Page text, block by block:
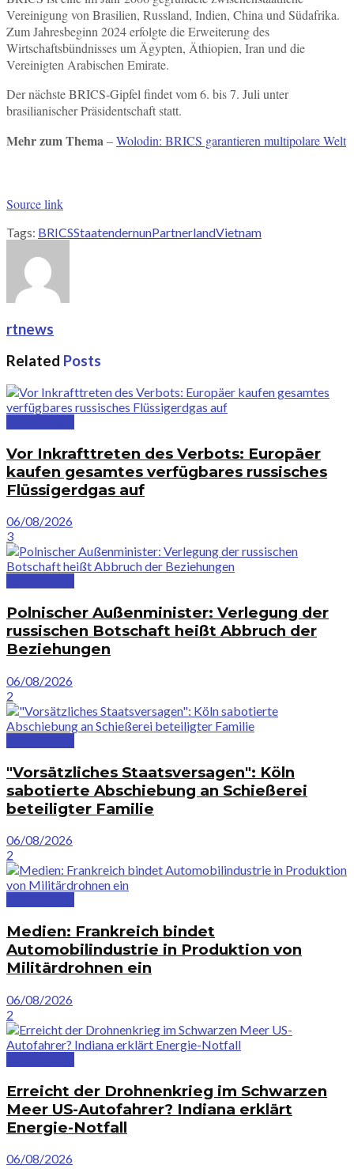
Vereinigung von Brasilien, Russland, Indien, China und Südafrika.
Zum Jahresbeginn 2024 erfolgte die Erweiterung des
Wirtschaftsbündnisses um Ägypten, Äthiopien, Iran und die
Vereinigten Arabischen Emirate.
Der nächste BRICS-Gipfel findet vom 6. bis 7. Juli unter
brasilianischer Präsidentschaft statt.
Mehr zum Thema–Wolodin: BRICS garantieren multipolare Welt
Source link
Tags: BRICSStaatendernunPartnerlandVietnam
rtnews
Related Posts
Vor Inkrafttreten des Verbots: Europäer
kaufen gesamtes verfügbares russisches
Flüssigerdgas auf
06/08/2026
3
Polnischer Außenminister: Verlegung der
russischen Botschaft heißt Abbruch der
Beziehungen
06/08/2026
2
"Vorsätzliches Staatsversagen": Köln
sabotierte Abschiebung an Schießerei
beteiligter Familie
06/08/2026
2
Medien: Frankreich bindet
Automobilindustrie in Produktion von
Militärdrohnen ein
06/08/2026
2
Erreicht der Drohnenkrieg im Schwarzen
Meer US-Autofahrer? Indiana erklärt
Energie-Notfall
06/08/2026